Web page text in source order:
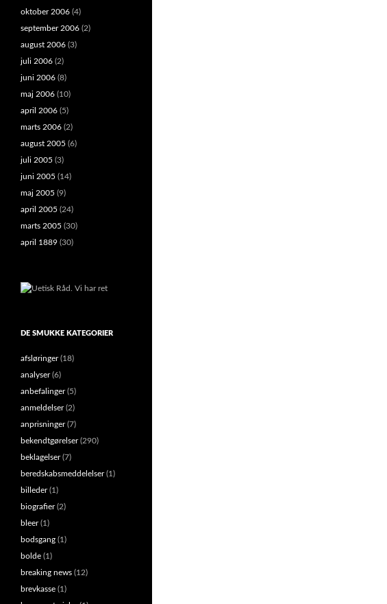
oktober 2006 (4)
september 2006 (2)
august 2006 (3)
juli 2006 (2)
juni 2006 (8)
maj 2006 (10)
april 2006 (5)
marts 2006 (2)
august 2005 (6)
juli 2005 (3)
juni 2005 (14)
maj 2005 (9)
april 2005 (24)
marts 2005 (30)
april 1889 (30)
DE SMUKKE KATEGORIER
afsløringer(18)
analyser(6)
anbefalinger(5)
anmeldelser(2)
anprisninger(7)
bekendtgørelser(290)
beklagelser(7)
beredskabsmeddelelser(1)
billeder(1)
biografier(2)
bleer(1)
bodsgang (1)
bolde (1)
breaking news (12)
brevkasse (1)